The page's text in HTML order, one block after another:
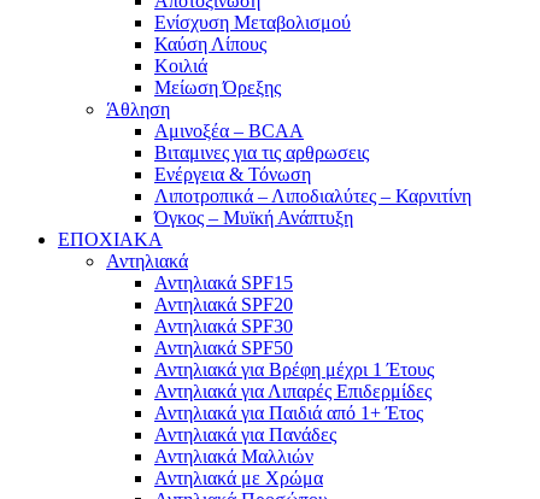
Ενίσχυση Μεταβολισμού
Καύση Λίπους
Κοιλιά
Μείωση Όρεξης
Άθληση
Αμινοξέα – BCAA
Βιταμινες για τις αρθρωσεις
Ενέργεια & Τόνωση
Λιποτροπικά – Λιποδιαλύτες – Καρνιτίνη
Όγκος – Μυϊκή Ανάπτυξη
ΕΠΟΧΙΑΚΑ
Αντηλιακά
Αντηλιακά SPF15
Αντηλιακά SPF20
Αντηλιακά SPF30
Αντηλιακά SPF50
Αντηλιακά για Βρέφη μέχρι 1 Έτους
Αντηλιακά για Λιπαρές Επιδερμίδες
Αντηλιακά για Παιδιά από 1+ Έτος
Αντηλιακά για Πανάδες
Αντηλιακά Μαλλιών
Αντηλιακά με Χρώμα